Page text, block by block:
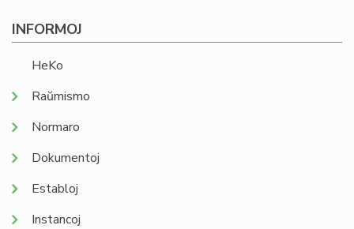
INFORMOJ
HeKo
Raŭmismo
Normaro
Dokumentoj
Establoj
Instancoj